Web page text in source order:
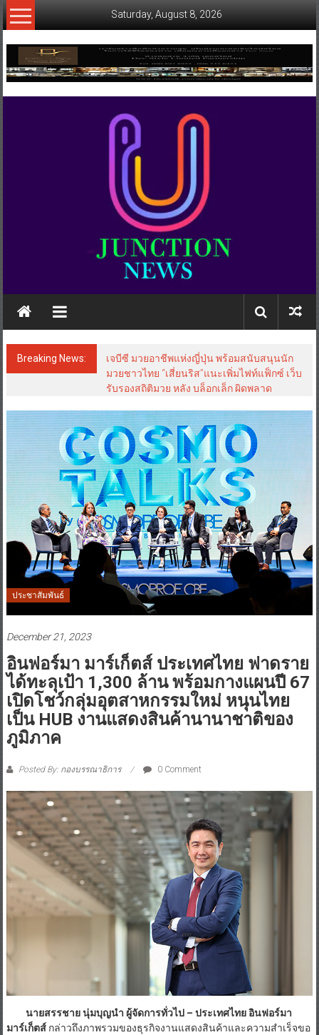
Skip
to
Saturday, August 8, 2026
www.ujunctionnews.com
เว็บ
ข่าว
Breaking News:
เจบีซี มวยอาชีพแห่งญี่ปุ่น พร้อมสนับสนุนนัก
มวยชาวไทย “เสี่ยนริส”แนะเพิ่มไฟท์แฟ็กซ์ เว็บ
รับรองสถิติมวย หลัง บล็อกเล็ก ผิดพลาด
ประชาสัมพันธ์
December 21, 2023
อินฟอร์มา มาร์เก็ตส์ ประเทศไทย ฟาดราย
ได้ทะลุเป้า 1,300 ล้าน พร้อมกางแผนปี 67
เปิดโชว์กลุ่มอุตสาหกรรมใหม่ หนุนไทย
เป็น HUB งานแสดงสินค้านานาชาติของ
ภูมิภาค
Posted By: กองบรรณาธิการ 0 Comment
นายสรรชาย นุ่มบุญนำ ผู้จัดการทั่วไป – ประเทศไทย อินฟอร์มา
มาร์เก็ตส์ กล่าวถึงภาพรวมของธุรกิจงานแสดงสินค้าและความสำเร็จขอ